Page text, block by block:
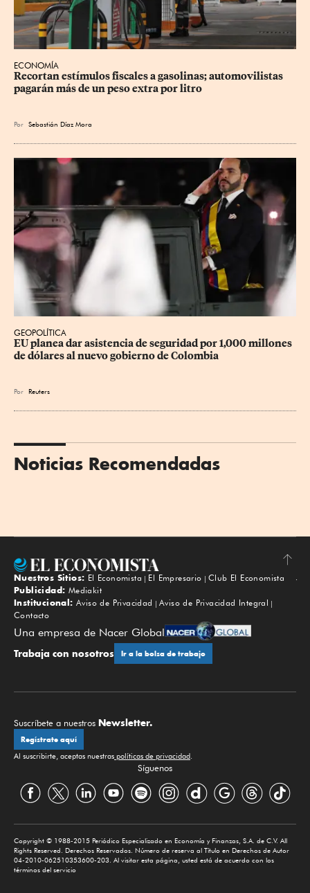
ECONOMÍA
Recortan estímulos fiscales a gasolinas; automovilistas
pagarán más de un peso extra por litro
Por Sebastián Díaz Mora
GEOPOLÍTICA
EU planea dar asistencia de seguridad por 1,000 millones
de dólares al nuevo gobierno de Colombia
Por Reuters
Noticias Recomendadas
Subir
Nuestros Sitios: El Economista El Empresario
Club El Economista
Publicidad: Mediakit
Institucional: Aviso de Privacidad
Aviso de Privacidad Integral
Contacto
Una empresa de Nacer Global
Trabaja con nosotros Ir a la bolsa de trabajo
Suscríbete a nuestros Newsletter.
Regístrate aquí
Al suscribirte, aceptas nuestras políticas de privacidad.
Síguenos
Copyright © 1988-2015 Periódico Especializado en Economía y Finanzas, S.A. de C.V. All
Rights Reserved. Derechos Reservados. Número de reserva al Título en Derechos de Autor
04-2010-062510353600-203. Al visitar esta página, usted está de acuerdo con los
términos del servicio